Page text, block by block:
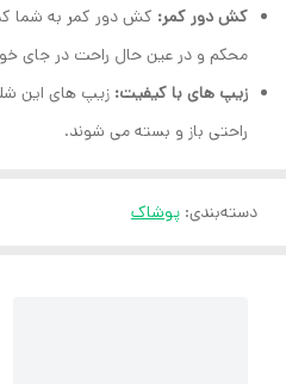
کش دور کمر: کش دور کمر به شما
محکم و در عین حال راحت در جای
زیپ های با کیفیت: زیپ های این
راحتی باز و بسته می شوند.
دسته‌بندی: پوشاک